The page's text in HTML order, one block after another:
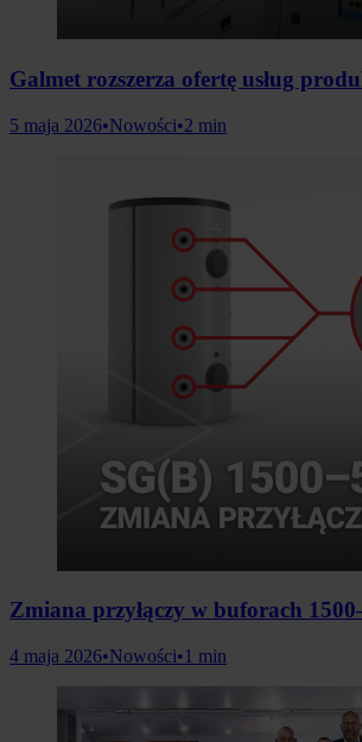
Galmet rozszerza ofertę usług
5 maja 2026•Nowości•2 min
Zmiana przyłączy w buforach
4 maja 2026•Nowości•1 min